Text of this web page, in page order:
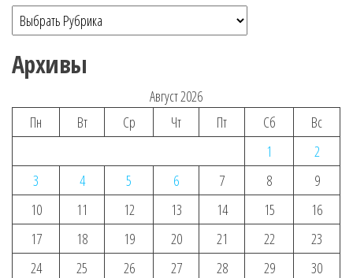
Архивы
Август 2026
Пн
Вт Ср Чт Пт Сб
Вс
1
2
3
4 5 6 7 8
9
10
11 12 13 14 15
16
17
18 19 20 21 22
23
24
25 26 27 28 29
30